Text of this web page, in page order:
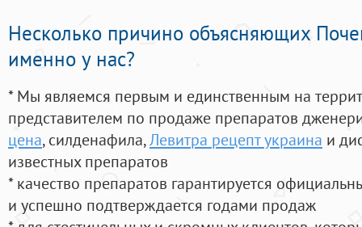
Несколько причино объясняющих
именно у нас?
* Мы являемся первым и единственным на
представителем по продаже препаратов
цена, силденафила,Левитра рецепт украина и
известных препаратов
* качество препаратов гарантируется
и успешно подтверждается годами продаж